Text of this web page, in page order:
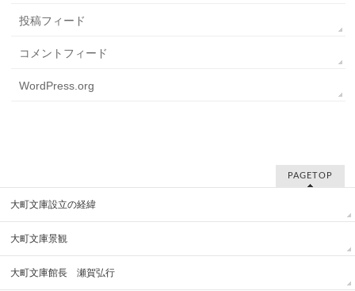
投稿フィード
コメントフィード
WordPress.org
PAGETOP
大町文庫設立の経緯
大町文庫景観
大町文庫館長 瀬賀弘行